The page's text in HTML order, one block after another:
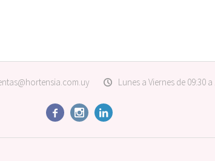
Lunes a Viernes de 09:30 a
  